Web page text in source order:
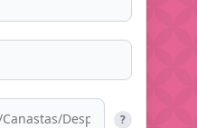
?